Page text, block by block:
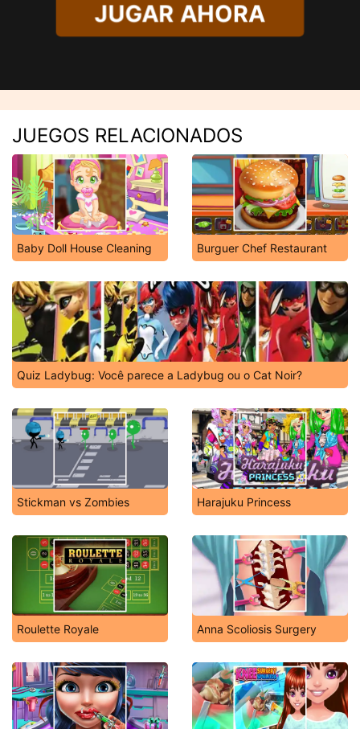
JUGAR AHORA
JUEGOS RELACIONADOS
Baby Doll House Cleaning Burguer Chef Restaurant
Quiz Ladybug: Você parece a Ladybug ou o Cat Noir?
Stickman vs Zombies Harajuku Princess
Roulette Royale Anna Scoliosis Surgery